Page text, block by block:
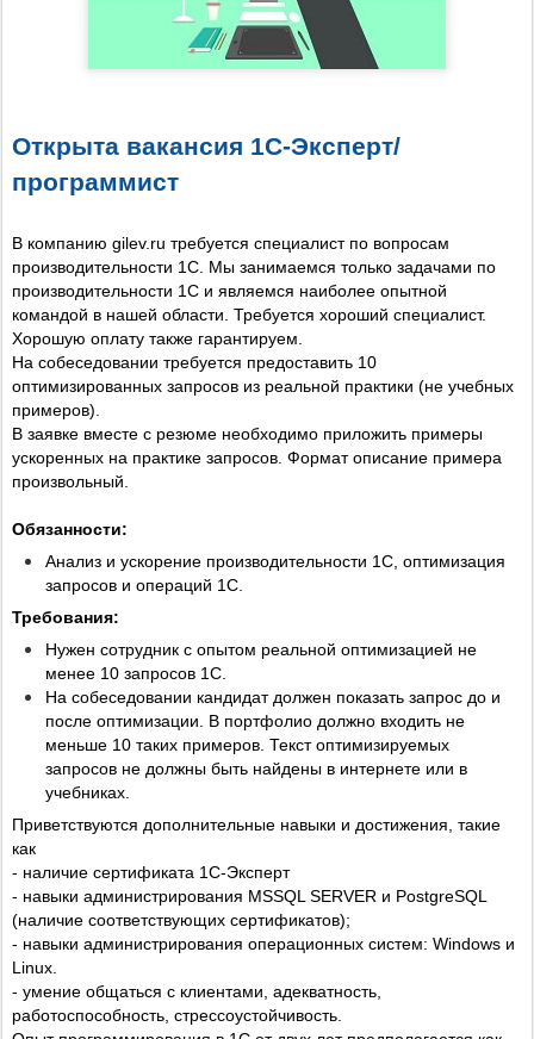
Открыта вакансия 1С-Эксперт/
программист
В компанию gilev.ru требуется специалист по вопросам
производительности 1С. Мы занимаемся только задачами по
производительности 1С и являемся наиболее опытной
командой в нашей области. Требуется хороший специалист.
Хорошую оплату также гарантируем.
На собеседовании требуется предоставить 10
оптимизированных запросов из реальной практики (не учебных
примеров).
В заявке вместе с резюме необходимо приложить примеры
ускоренных на практике запросов. Формат описание примера
произвольный.
Обязанности:
Анализ и ускорение производительности 1С, оптимизация
запросов и операций 1С.
Требования:
Нужен сотрудник с опытом реальной оптимизацией не
менее 10 запросов 1С.
На собеседовании кандидат должен показать запрос до и
после оптимизации. В портфолио должно входить не
меньше 10 таких примеров. Текст оптимизируемых
запросов не должны быть найдены в интернете или в
учебниках.
Приветствуются дополнительные навыки и достижения, такие
как
- наличие сертификата 1С-Эксперт
- навыки администрирования MSSQL SERVER и PostgreSQL
(наличие соответствующих сертификатов);
- навыки администрирования операционных систем: Windows и
Linux.
- умение общаться с клиентами, адекватность,
работоспособность, стрессоустойчивость.